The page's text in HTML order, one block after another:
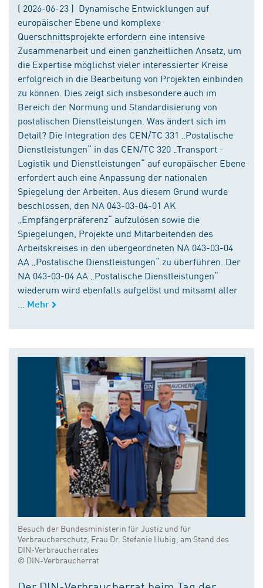
( 2026-06-23 ) Dynamische Entwicklungen auf
europäischer Ebene und komplexe
Querschnittsprojekte erfordern eine intensive
Zusammenarbeit und einen ganzheitlichen Ansatz, um
die Expertise möglichst vieler interessierter Kreise
erfolgreich in die Bearbeitung von Projekten einbinden
zu können. Dies zeigt sich insbesondere auch im
Bereich der Normung und Standardisierung von
postalischen Dienstleistungen. Was ändert sich im
Detail? Die Integration des CEN/TC 331 „Postalische
Dienstleistungen“ in das CEN/TC 320 „Transport -
Logistik und Dienstleistungen“ auf europäischer Ebene
erfordert auch eine Anpassung der nationalen
Spiegelung der Arbeiten. Aus diesem Grund wurde
beschlossen, den NA 043-03-04-01 AK
„Empfängerpräferenz“ aufzulösen sowie die
Spiegelungen, Projekte und Mitarbeitenden des
Arbeitskreises in den übergeordneten NA 043-03-04
AA „Postalische Dienstleistungen“ zu überführen. Der
NA 043-03-04 AA „Postalische Dienstleistungen“
wiederum wird ebenfalls aufgelöst und mitsamt aller
Mehr
Besuch der Bundesministerin für Justiz und für
Verbraucherschutz, Frau Dr. Stefanie Hubig, am Stand des
DIN-Verbraucherrates
© DIN-Verbraucherrat